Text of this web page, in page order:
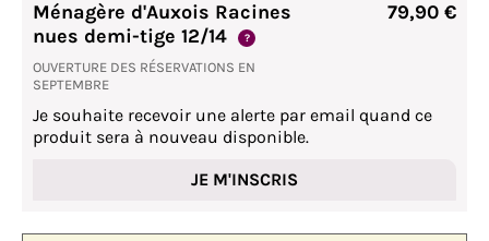
Ménagère d'Auxois Racines
nues demi-tige 12/14
?
OUVERTURE DES RÉSERVATIONS EN
SEPTEMBRE
79,90 €
Je souhaite recevoir une alerte par email quand ce
produit sera à nouveau disponible.
JE M'INSCRIS